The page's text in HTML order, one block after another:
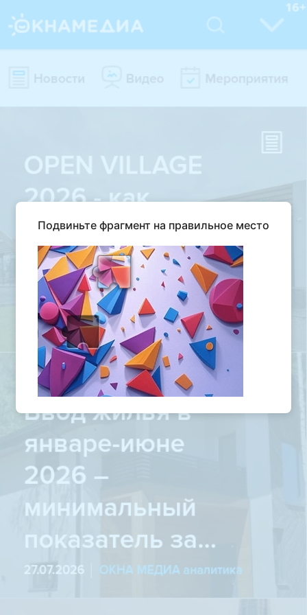
Подвиньте фрагмент на правильное место